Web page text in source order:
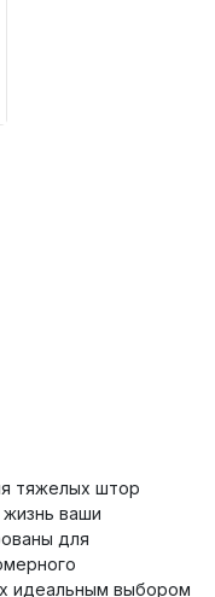
тяжелых штор
ваши
для
идеальным выбором